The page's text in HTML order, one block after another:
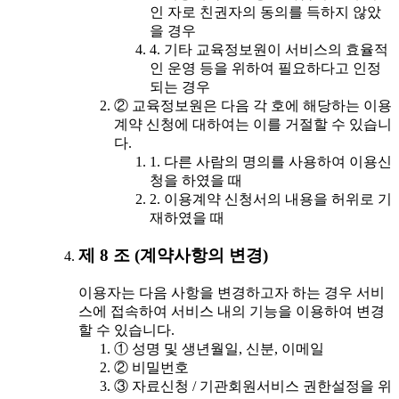
인 자로 친권자의 동의를 득하지 않았
을 경우
4. 기타 교육정보원이 서비스의 효율적
인 운영 등을 위하여 필요하다고 인정
되는 경우
② 교육정보원은 다음 각 호에 해당하는 이용
계약 신청에 대하여는 이를 거절할 수 있습니
다.
1. 다른 사람의 명의를 사용하여 이용신
청을 하였을 때
2. 이용계약 신청서의 내용을 허위로 기
재하였을 때
제 8 조 (계약사항의 변경)
이용자는 다음 사항을 변경하고자 하는 경우 서비
스에 접속하여 서비스 내의 기능을 이용하여 변경
할 수 있습니다.
① 성명 및 생년월일, 신분, 이메일
② 비밀번호
③ 자료신청 / 기관회원서비스 권한설정을 위